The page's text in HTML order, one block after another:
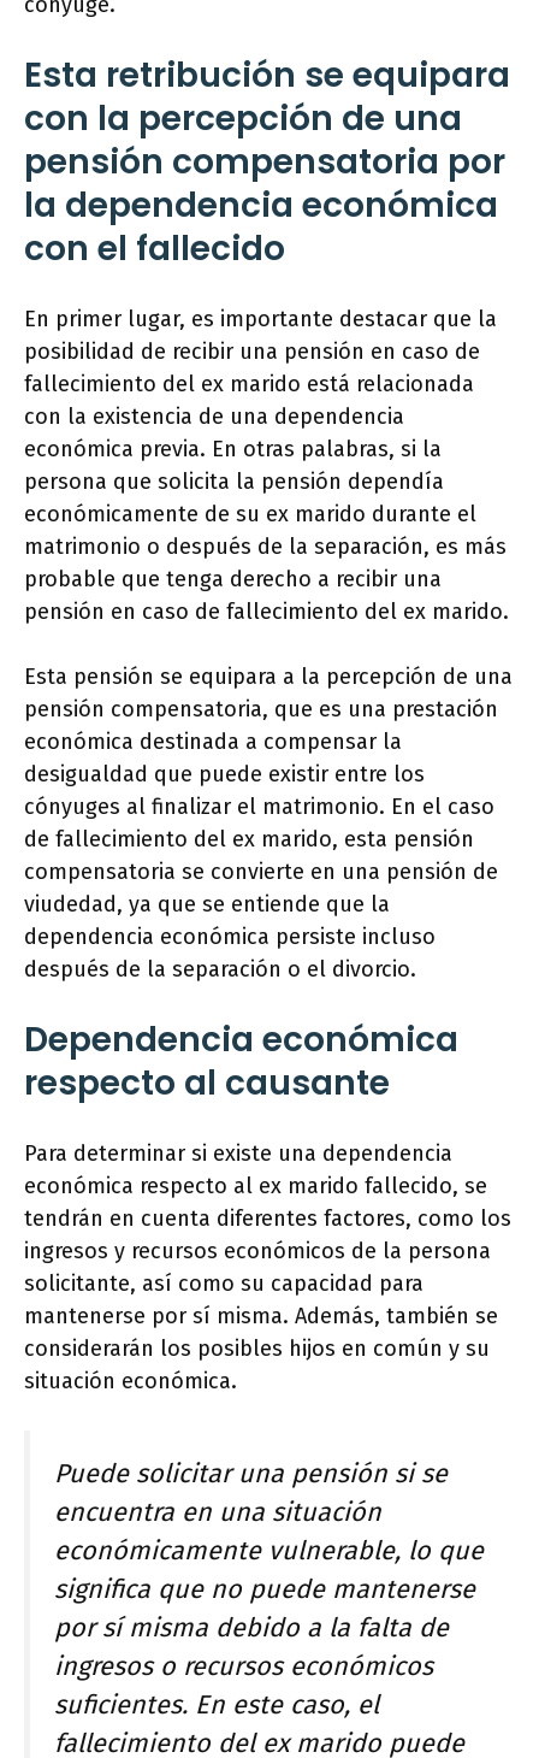
Esta retribución se equipara
con la percepción de una
pensión compensatoria por
la dependencia económica
con el fallecido
En primer lugar, es importante destacar que la
posibilidad de recibir una pensión en caso de
fallecimiento del ex marido está relacionada
con la existencia de una dependencia
económica previa. En otras palabras, si la
persona que solicita la pensión dependía
económicamente de su ex marido durante el
matrimonio o después de la separación, es más
probable que tenga derecho a recibir una
pensión en caso de fallecimiento del ex marido.
Esta pensión se equipara a la percepción de una
pensión compensatoria, que es una prestación
económica destinada a compensar la
desigualdad que puede existir entre los
cónyuges al finalizar el matrimonio. En el caso
de fallecimiento del ex marido, esta pensión
compensatoria se convierte en una pensión de
viudedad, ya que se entiende que la
dependencia económica persiste incluso
después de la separación o el divorcio.
Dependencia económica
respecto al causante
Para determinar si existe una dependencia
económica respecto al ex marido fallecido, se
tendrán en cuenta diferentes factores, como los
ingresos y recursos económicos de la persona
solicitante, así como su capacidad para
mantenerse por sí misma. Además, también se
considerarán los posibles hijos en común y su
situación económica.
Puede solicitar una pensión si se
encuentra en una situación
económicamente vulnerable, lo que
significa que no puede mantenerse
por sí misma debido a la falta de
ingresos o recursos económicos
suficientes. En este caso, el
fallecimiento del ex marido puede